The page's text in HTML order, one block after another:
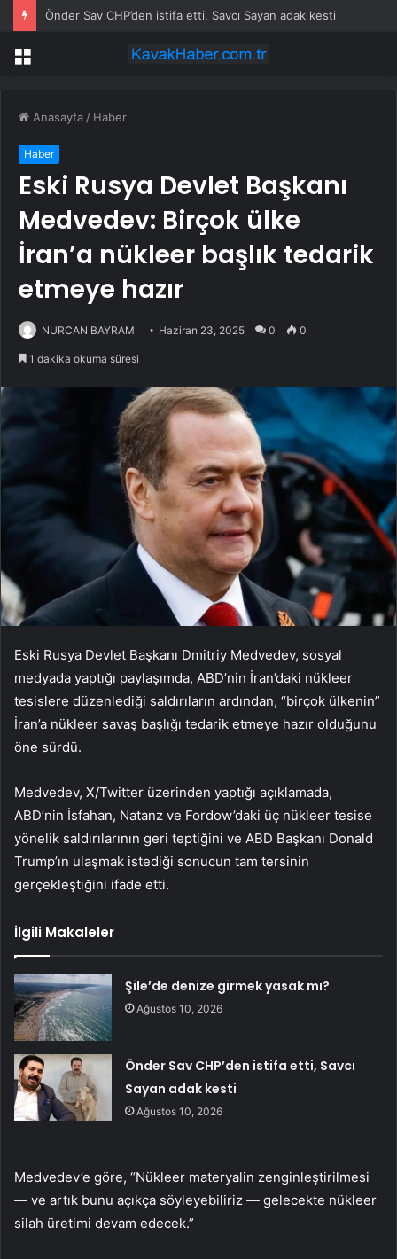
Önder Sav CHP’den istifa etti, Savcı Sayan adak kesti
Menü
Anasayfa / Haber
Haber
Eski Rusya Devlet Başkanı
Medvedev: Birçok ülke
İran’a nükleer başlık tedarik
etmeye hazır
NURCAN BAYRAM Haziran 23, 2025 0 0
1 dakika okuma süresi
Eski Rusya Devlet Başkanı Dmitriy Medvedev, sosyal
medyada yaptığı paylaşımda, ABD’nin İran’daki nükleer
tesislere düzenlediği saldırıların ardından, “birçok ülkenin”
İran’a nükleer savaş başlığı tedarik etmeye hazır olduğunu
öne sürdü.
Medvedev, X/Twitter üzerinden yaptığı açıklamada,
ABD’nin İsfahan, Natanz ve Fordow’daki üç nükleer tesise
yönelik saldırılarının geri teptiğini ve ABD Başkanı Donald
Trump’ın ulaşmak istediği sonucun tam tersinin
gerçekleştiğini ifade etti.
İlgili Makaleler
Şile’de denize girmek yasak mı?
Ağustos 10, 2026
Önder Sav CHP’den istifa etti, Savcı
Sayan adak kesti
Ağustos 10, 2026
Medvedev’e göre, “Nükleer materyalin zenginleştirilmesi
— ve artık bunu açıkça söyleyebiliriz — gelecekte nükleer
silah üretimi devam edecek.”